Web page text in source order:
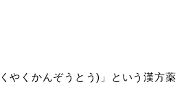
やくかんぞうとう)」という漢方薬